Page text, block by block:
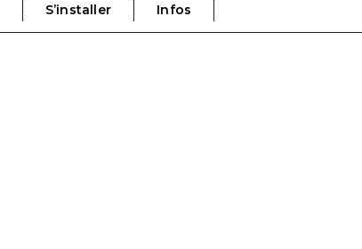
S’installer Infos